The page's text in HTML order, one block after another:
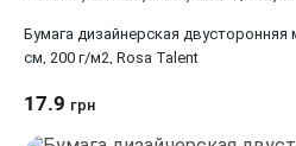
Бумага дизайнерская двусторонняя
см, 200 г/м2, Rosa Talent
17.9 грн